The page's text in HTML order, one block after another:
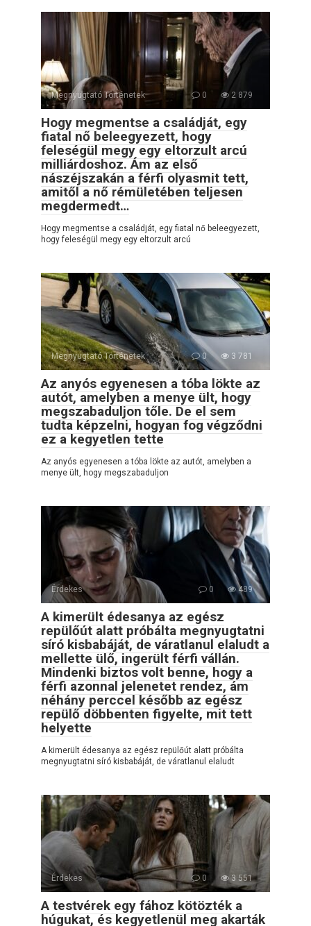
Megnyugtató Történetek 0 2 879
Hogy megmentse a családját, egy
fiatal nő beleegyezett, hogy
feleségül megy egy eltorzult arcú
milliárdoshoz. Ám az első
nászéjszakán a férfi olyasmit tett,
amitől a nő rémületében teljesen
megdermedt…
Hogy megmentse a családját, egy fiatal nő beleegyezett,
hogy feleségül megy egy eltorzult arcú
Megnyugtató Történetek 0 3 781
Az anyós egyenesen a tóba lökte az
autót, amelyben a menye ült, hogy
megszabaduljon tőle. De el sem
tudta képzelni, hogyan fog végződni
ez a kegyetlen tette
Az anyós egyenesen a tóba lökte az autót, amelyben a
menye ült, hogy megszabaduljon
Érdekes 0 489
A kimerült édesanya az egész
repülőút alatt próbálta megnyugtatni
síró kisbabáját, de váratlanul elaludt a
mellette ülő, ingerült férfi vállán.
Mindenki biztos volt benne, hogy a
férfi azonnal jelenetet rendez, ám
néhány perccel később az egész
repülő döbbenten figyelte, mit tett
helyette
A kimerült édesanya az egész repülőút alatt próbálta
megnyugtatni síró kisbabáját, de váratlanul elaludt
Érdekes 0 3 551
A testvérek egy fához kötözték a
húgukat, és kegyetlenül meg akarták